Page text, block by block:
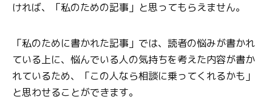
ければ、「私のための記事」と思ってもらえません。
「私のために書かれた記事」では、読者の悩みが書かれ
ている上に、悩んでいる人の気持ちを考えた内容が書か
れているため、「この人なら相談に乗ってくれるかも」
と思わせることができます。